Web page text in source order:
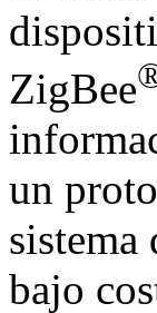
ZigBee
un
bajo